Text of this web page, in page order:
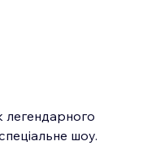
легендарного
шоу.